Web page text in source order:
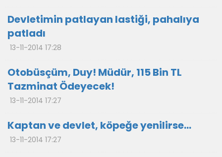
Devletimin patlayan lastiği, pahalıya
patladı
13-11-2014 17:28
Otobüsçüm, Duy! Müdür, 115 Bin TL
Tazminat Ödeyecek!
13-11-2014 17:27
Kaptan ve devlet, köpeğe yenilirse...
13-11-2014 17:27